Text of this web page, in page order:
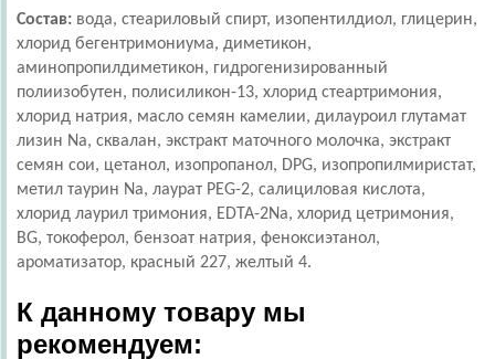
Состав: вода, стеариловый спирт, изопентилдиол, глицерин,
хлорид бегентримониума, диметикон,
аминопропилдиметикон, гидрогенизированный
полиизобутен, полисиликон-13, хлорид стеартримония,
хлорид натрия, масло семян камелии, дилауроил глутамат
лизин Na, сквалан, экстракт маточного молочка, экстракт
семян сои, цетанол, изопропанол, DPG, изопропилмиристат,
метил таурин Na, лаурат PEG-2, салициловая кислота,
хлорид лаурил тримония, EDTA-2Na, хлорид цетримония,
BG, токоферол, бензоат натрия, феноксиэтанол,
ароматизатор, красный 227, желтый 4.
К данному товару мы
рекомендуем: